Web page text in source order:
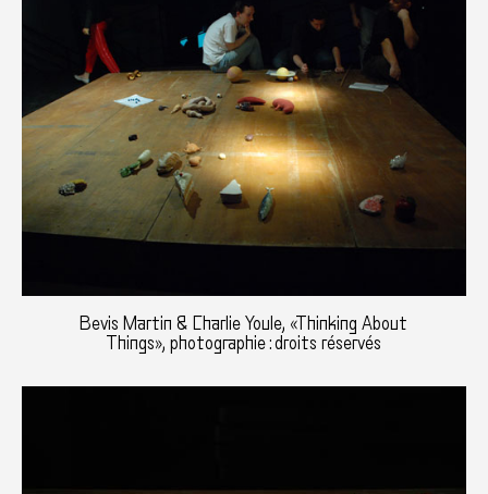
Bevis Martin & Charlie Youle, «Thinking About
Things», photographie : droits réservés